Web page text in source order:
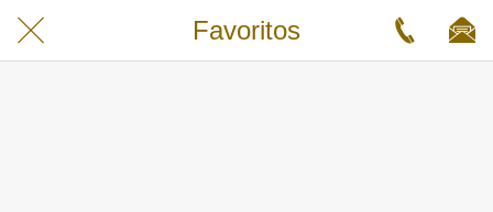
Favoritos